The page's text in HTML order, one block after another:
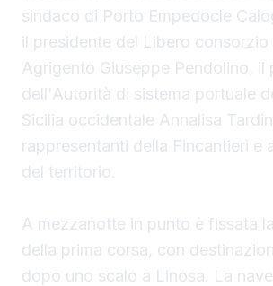
sindaco di Porto Empedocle
il presidente del Libero consorzio
Agrigento Giuseppe Pendolino, il
dell'Autorità di sistema portuale
Sicilia occidentale Annalisa
rappresentanti della Fincantieri e
del territorio.
A mezzanotte in punto è fissata
della prima corsa, con
dopo uno scalo a Linosa. La